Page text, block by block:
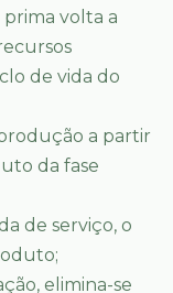
prima volta a
de vida do
a partir
da fase
de serviço, o
elimina-se